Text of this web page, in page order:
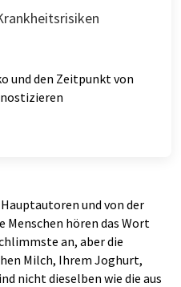
und den Zeitpunkt von
und von der
Menschen hören das Wort
an, aber die
Milch, Ihrem Joghurt,
nicht dieselben wie die aus